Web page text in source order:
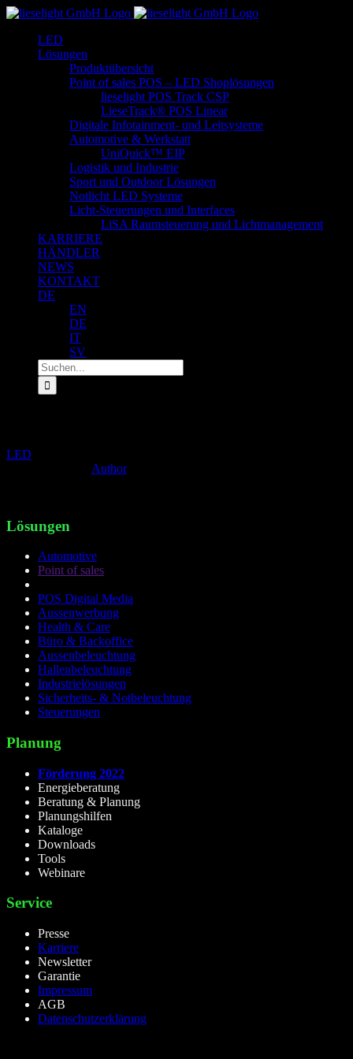
Zum
springenLED
Lösungen
Produktübersicht
Point of sales POS – LED Shoplösungen
lieselight POS Track CSP
LieseTrack® POS Linear
Digitale Infotainment- und Leitsysteme
Automotive & Werkstatt
UniQuick™ EIP
Logistik und Industrie
Sport und Outdoor Lösungen
Notlicht LED Systeme
Licht-Steuerungen und Interfaces
LiSA Raumsteuerung und Lichtmanagement
KARRIERE
HÄNDLER
NEWS
KONTAKT
DE
EN
DE
IT
SV
Suche
nach:
LED
Author2020-04-14T05:11:59+02:00
Lösungen
Automotive
Point of sales
POS Digital Media
Aussenwerbung
Health & Care
Büro & Backoffice
Aussenbeleuchtung
Hallenbeleuchtung
Industrielösungen
Sicherheits- & Notbeleuchtung
Steuerungen
Planung
Förderung 2022
Energieberatung
Beratung & Planung
Planungshilfen
Kataloge
Downloads
Tools
Webinare
Service
Presse
Karriere
Newsletter
Garantie
Impressum
AGB
Datenschutzerklärung